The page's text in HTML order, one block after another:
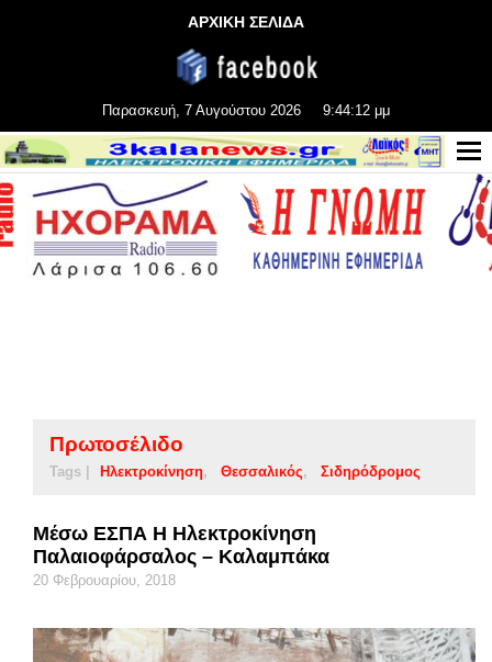
ΑΡΧΙΚΗ ΣΕΛΙΔΑ
Παρασκευή, 7 Αυγούστου 2026 9:44:13 μμ
Πρωτοσέλιδο
Tags | Ηλεκτροκίνηση Θεσσαλικός Σιδηρόδρομος
Μέσω ΕΣΠΑ Η Ηλεκτροκίνηση
Παλαιοφάρσαλος – Καλαμπάκα
20 Φεβρουαρίου, 2018